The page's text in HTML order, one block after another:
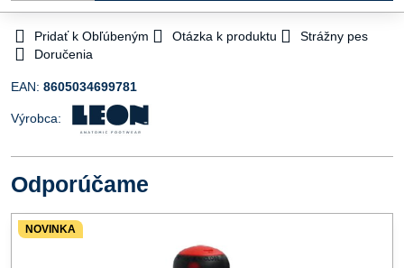
Pridať k Obľúbeným Otázka k produktu
Strážny pes
Doručenia
EAN: 8605034699781
Výrobca:
Odporúčame
NOVINKA